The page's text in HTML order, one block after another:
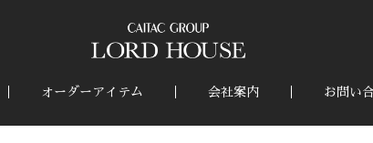
オーダーアイテム 会社案内 お問い